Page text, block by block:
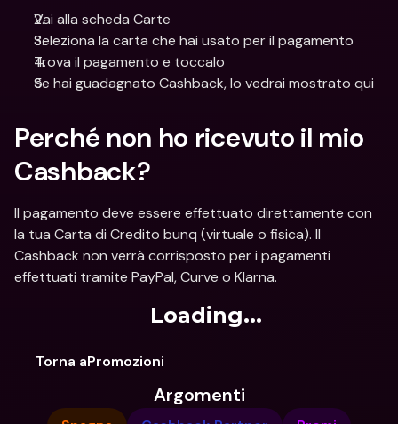
Vai alla scheda Carte
Seleziona la carta che hai usato per il pagamento
Trova il pagamento e toccalo
Se hai guadagnato Cashback, lo vedrai mostrato qui
Perché non ho ricevuto il mio
Cashback?
Il pagamento deve essere effettuato direttamente con
la tua Carta di Credito bunq (virtuale o fisica). Il
Cashback non verrà corrisposto per i pagamenti
effettuati tramite PayPal, Curve o Klarna.
Loading...
Torna aPromozioni
Argomenti